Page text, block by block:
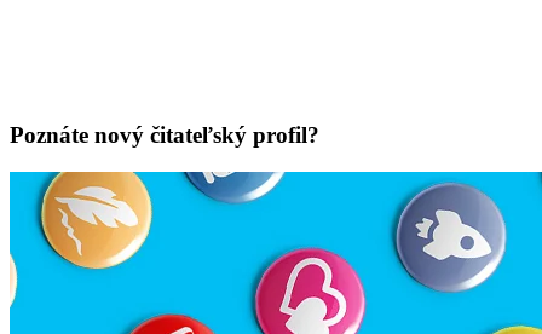
Poznáte nový čitateľský profil?